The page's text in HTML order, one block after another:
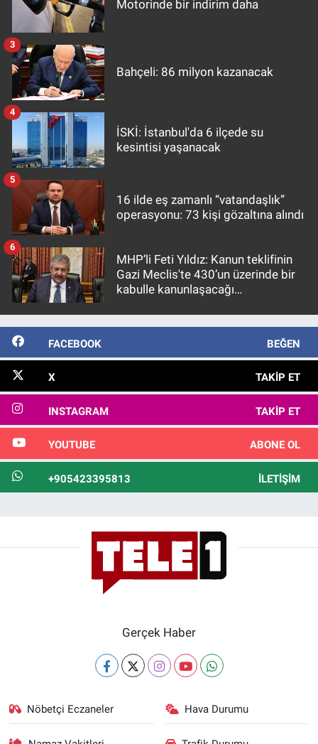
Motorinde bir indirim daha
Bahçeli: 86 milyon kazanacak
3
İSKİ: İstanbul'da 6 ilçede su
kesintisi yaşanacak
4
16 ilde eş zamanlı “vatandaşlık”
operasyonu: 73 kişi gözaltına alındı
5
MHP’li Feti Yıldız: Kanun teklifinin
Gazi Meclis'te 430’un üzerinde bir
kabulle kanunlaşacağı
6
FACEBOOK BEĞEN
X TAKIP ET
INSTAGRAM TAKIP ET
YOUTUBE ABONE OL
+905423395813 İLETIŞIM
Gerçek Haber
Nöbetçi Eczaneler Hava Durumu